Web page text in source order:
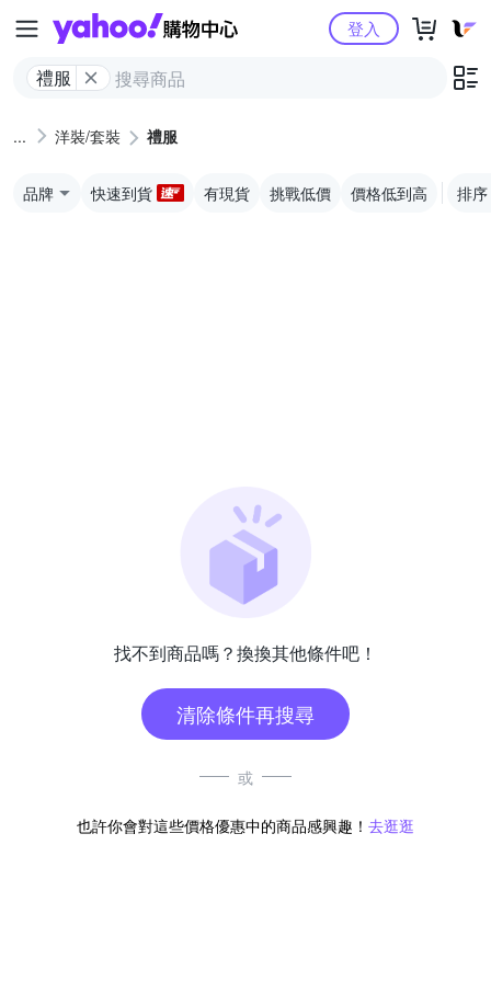
Yahoo購物中心
禮服
登入
洋裝/套裝 禮服
品牌 快速到貨 有現貨 挑戰低價 價格低到高 排序
找不到商品嗎？換換其他條件吧！
清除條件再搜尋
或
也許你會對這些價格優惠中的商品感興趣！ 去逛逛